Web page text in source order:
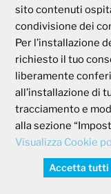
Informativa sul
Informativa sull’uso
sito contenuti
condivisione dei
Per l’installazione
richiesto il tuo
liberamente
all’installazione di
tracciamento e
alla sezione
Visualizza Cookie
Accetta tutti